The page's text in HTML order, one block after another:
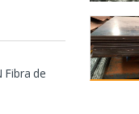
Fibra de